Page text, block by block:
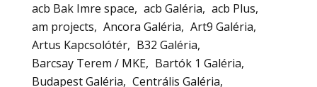
acb Bak Imre space
acb Galéria
acb Plus
am projects
Ancora Galéria
Art9 Galéria
Artus Kapcsolótér
B32 Galéria
Barcsay Terem / MKE
Bartók 1 Galéria
Budapest Galéria
Centrális Galéria